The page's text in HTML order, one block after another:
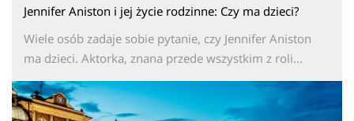
Jennifer Aniston i jej życie rodzinne: Czy ma dzieci?
Wiele osób zadaje sobie pytanie, czy Jennifer Aniston
ma dzieci. Aktorka, znana przede wszystkim z roli...